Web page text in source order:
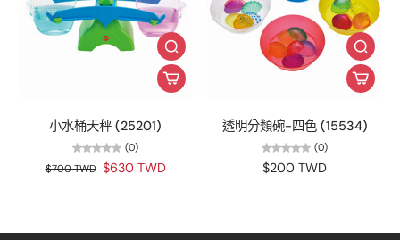
小水桶天秤 (25201)
(0)
$700 TWD $630 TWD
透明分類碗-四色 (15534)
(0)
$200 TWD